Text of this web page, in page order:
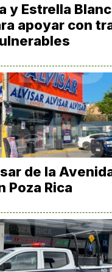
y Estrella
apoyar con
de la
Poza Rica